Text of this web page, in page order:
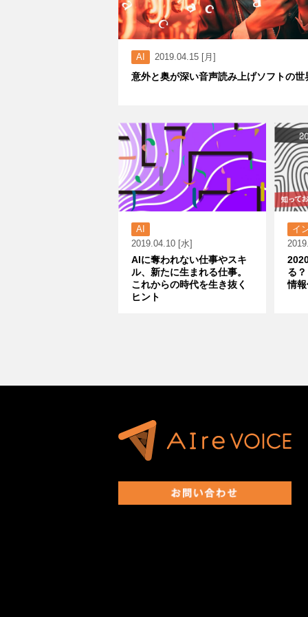
AI 2019.04.15 [月]
意外と奥が深い音声読み上げソフトの世
AI
2019.04.10 [水]
AIに奪われない仕事やスキ
ル、新たに生まれる仕事。
これからの時代を生き抜く
ヒント
イ
る
情